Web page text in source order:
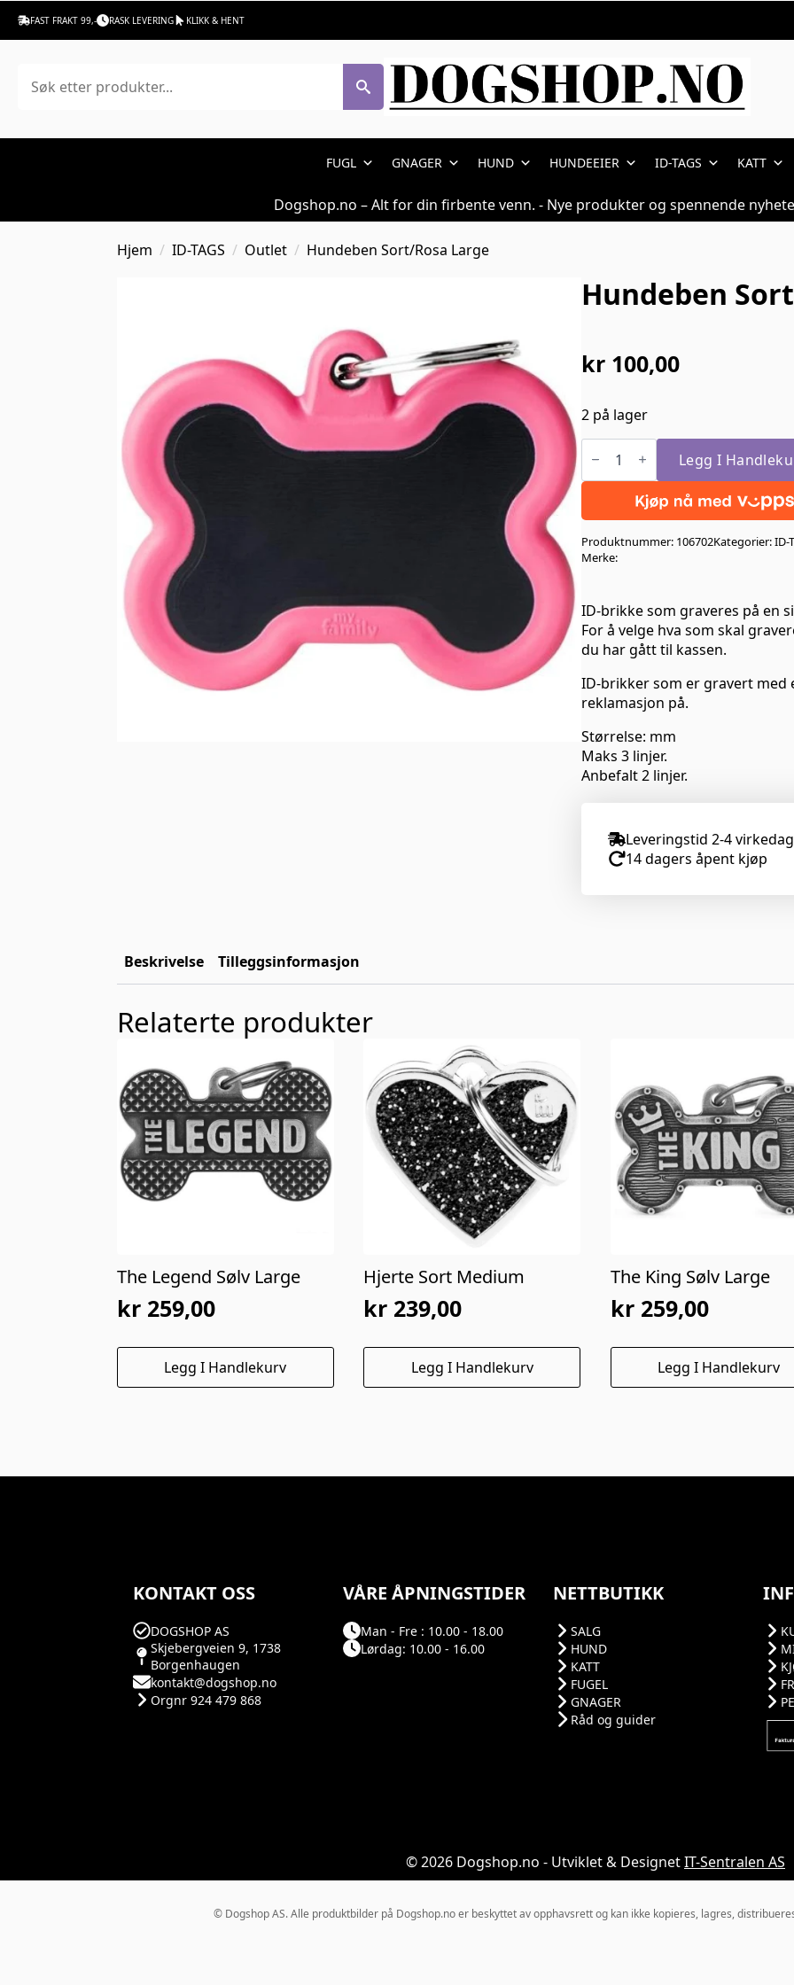
FAST FRAKT 99,- RASK LEVERING KLIKK & HENT
FUGL GNAGER HUND HUNDEEIER ID-TAGS KATT
Dogshop.no – Alt for din firbente venn. - Nye produkter og spennende
Hjem ID-TAGS Outlet Hundeben Sort/Rosa Large
Hundeben
kr 100,00
2 på lager
Hundeben
Sort/Rosa
antall
Legg I
Produktnummer: 106702Kategorier:ID-
Merke:
ID-brikke som graveres på en
For å velge hva som skal
du har gått til kassen.
ID-brikker som er gravert
reklamasjon på.
Størrelse: mm
Maks 3 linjer.
Anbefalt 2 linjer.
Leveringstid 2-4
14 dagers åpent kjøp
Beskrivelse Tilleggsinformasjon
Relaterte produkter
The Legend Sølv Large
kr 259,00
Legg I Handlekurv
Hjerte Sort Medium
kr 239,00
Legg I Handlekurv
The King Sølv Large
kr259,00
Legg I Handlekurv
KONTAKT OSS
DOGSHOP AS
Skjebergveien 9, 1738
Borgenhaugen
kontakt@dogshop.no
Orgnr 924 479 868
VÅRE ÅPNINGSTIDER
Man - Fre : 10.00 - 18.00
Lørdag: 10.00 - 16.00
NETTBUTIKK
SALG
HUND
KATT
FUGEL
GNAGER
Råd og guider
© 2026 Dogshop.no - Utviklet & DesignetIT-Sentralen AS
© Dogshop AS. Alle produktbilder på Dogshop.no er beskyttet av opphavsrett og kan ikke kopieres, lagres,